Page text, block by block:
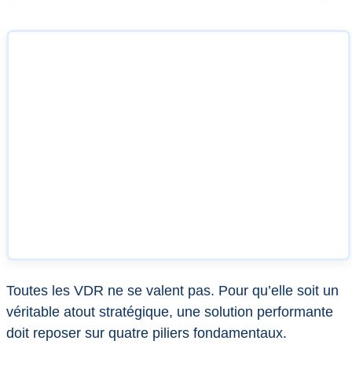
Toutes les VDR ne se valent pas. Pour qu’elle soit un
véritable atout stratégique, une solution performante
doit reposer sur quatre piliers fondamentaux.